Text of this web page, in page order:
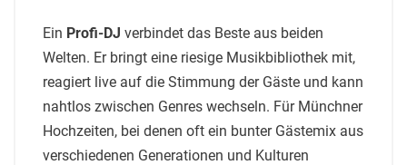
Ein Profi-DJ verbindet das Beste aus beiden
Welten. Er bringt eine riesige Musikbibliothek mit,
reagiert live auf die Stimmung der Gäste und kann
nahtlos zwischen Genres wechseln. Für Münchner
Hochzeiten, bei denen oft ein bunter Gästemix aus
verschiedenen Generationen und Kulturen